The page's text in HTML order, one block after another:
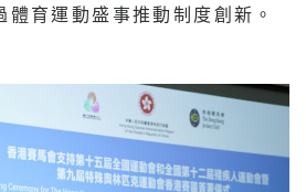
體育運動盛事推動制度創新。